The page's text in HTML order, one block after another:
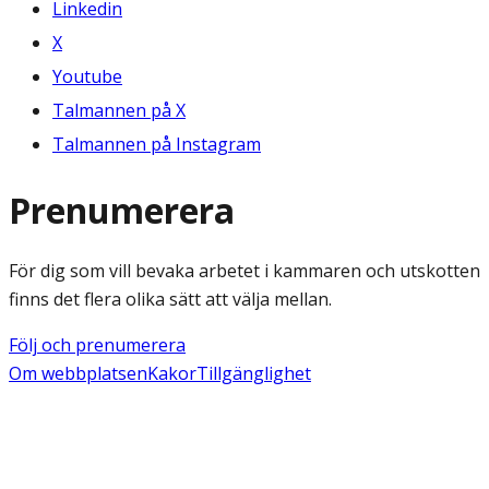
Linkedin
X
Youtube
Talmannen på X
Talmannen på Instagram
Prenumerera
För dig som vill bevaka arbetet i kammaren och utskotten
finns det flera olika sätt att välja mellan.
Följ och prenumerera
Om webbplatsenKakorTillgänglighet